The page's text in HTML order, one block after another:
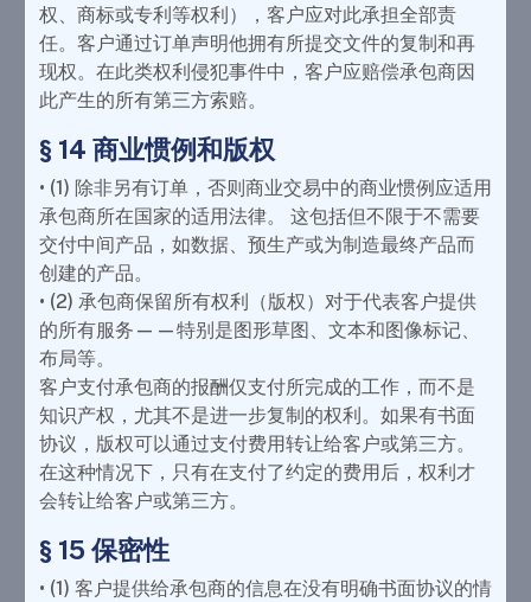
权、商标或专利等权利），客户应对此承担全部责
任。客户通过订单声明他拥有所提交文件的复制和再
现权。在此类权利侵犯事件中，客户应赔偿承包商因
此产生的所有第三方索赔。
§ 14 商业惯例和版权
• (1) 除非另有订单，否则商业交易中的商业惯例应适用
承包商所在国家的适用法律。 这包括但不限于不需要
交付中间产品，如数据、预生产或为制造最终产品而
创建的产品。
• (2) 承包商保留所有权利（版权）对于代表客户提供
的所有服务——特别是图形草图、文本和图像标记、
布局等。
客户支付承包商的报酬仅支付所完成的工作，而不是
知识产权，尤其不是进一步复制的权利。如果有书面
协议，版权可以通过支付费用转让给客户或第三方。
在这种情况下，只有在支付了约定的费用后，权利才
会转让给客户或第三方。
§ 15 保密性
• (1) 客户提供给承包商的信息在没有明确书面协议的情